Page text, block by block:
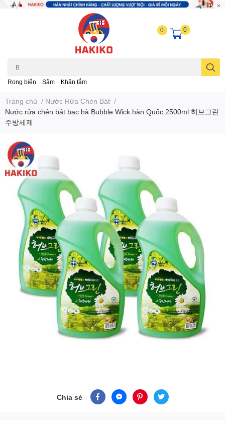
Rong biển Sâm Khăn tắm
0 0
Trang chủ / Nước Rửa Chén Bát /
Nước rửa chén bát bạc hà Bubble Wick hàn Quốc 2500ml 허브그린
주방세제
Chia sẻ